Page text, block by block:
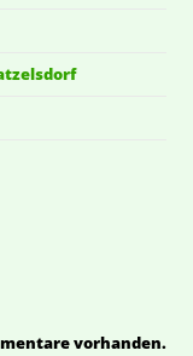
vorhanden.